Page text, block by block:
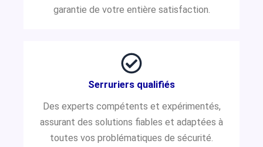
garantie de votre entière satisfaction.
Serruriers qualifiés
Des experts compétents et expérimentés,
assurant des solutions fiables et adaptées à
toutes vos problématiques de sécurité.